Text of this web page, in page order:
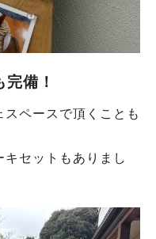
備！
ペースで頂くことも
セットもありまし